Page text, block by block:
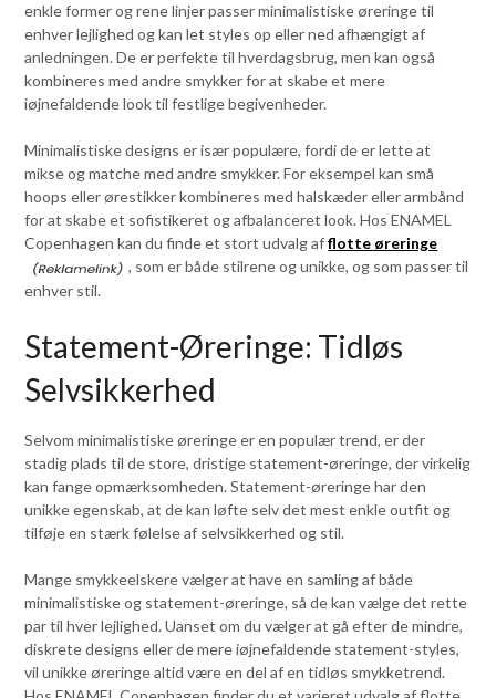
enkle former og rene linjer passer minimalistiske øreringe til
enhver lejlighed og kan let styles op eller ned afhængigt af
anledningen. De er perfekte til hverdagsbrug, men kan også
kombineres med andre smykker for at skabe et mere
iøjnefaldende look til festlige begivenheder.
Minimalistiske designs er især populære, fordi de er lette at
mikse og matche med andre smykker. For eksempel kan små
hoops eller ørestikker kombineres med halskæder eller armbånd
for at skabe et sofistikeret og afbalanceret look. Hos ENAMEL
Copenhagen kan du finde et stort udvalg afflotte øreringe
, som er både stilrene og unikke, og som passer til
enhver stil.
Statement-Øreringe: Tidløs
Selvsikkerhed
Selvom minimalistiske øreringe er en populær trend, er der
stadig plads til de store, dristige statement-øreringe, der virkelig
kan fange opmærksomheden. Statement-øreringe har den
unikke egenskab, at de kan løfte selv det mest enkle outfit og
tilføje en stærk følelse af selvsikkerhed og stil.
Mange smykkeelskere vælger at have en samling af både
minimalistiske og statement-øreringe, så de kan vælge det rette
par til hver lejlighed. Uanset om du vælger at gå efter de mindre,
diskrete designs eller de mere iøjnefaldende statement-styles,
vil unikke øreringe altid være en del af en tidløs smykketrend.